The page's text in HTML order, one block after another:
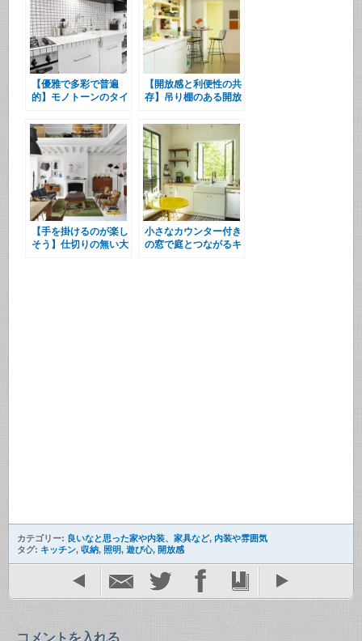
【優雅で多彩で普遍
的】モノトーンのタイ
【開放感と利便性の共
存】吊り棚のある開放
【手を掛けるのが楽し
そう】仕切りの無い大
小さなカウンター付き
の窓で庭とつながるキ
カテゴリー: 良いなと思った家や内装、家具など, 内装や雰囲気
タグ: キッチン, 収納, 照明, 遊び心, 開放感
コメントを入れる